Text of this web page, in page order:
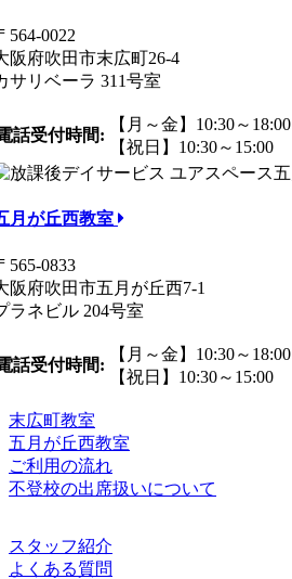
564-0022
阪府吹田市末広町26-4
サリベーラ 311号室
話受付時間:
【月～金】10:30～18:00
【祝日】10:30～15:00
月が丘西教室
565-0833
阪府吹田市五月が丘西7-1
ラネビル 204号室
話受付時間:
【月～金】10:30～18:00
【祝日】10:30～15:00
末広町教室
五月が丘西教室
ご利用の流れ
不登校の出席扱いについて
スタッフ紹介
よくある質問